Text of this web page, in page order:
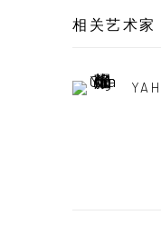
相关艺术家